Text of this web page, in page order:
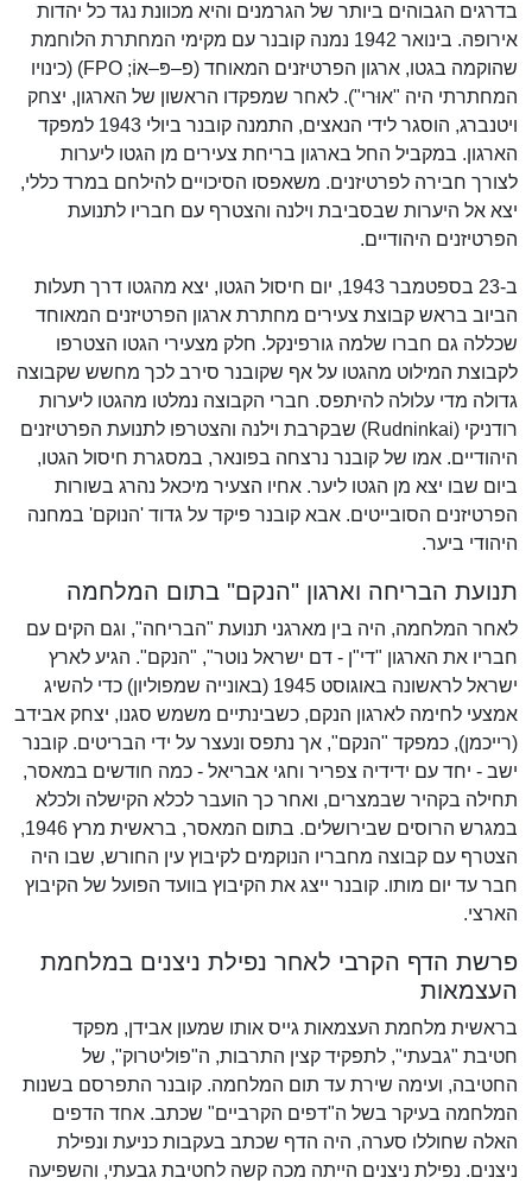
בדרגים הגבוהים ביותר של הגרמנים והיא מכוונת נגד כל יהדות
אירופה. בינואר 1942 נמנה קובנר עם מקימי המחתרת הלוחמת
שהוקמה בגטו, ארגון הפרטיזנים המאוחד (פ–פּ–אוֹ; FPO) (כינויו
המחתרתי היה "אוּרי"). לאחר שמפקדו הראשון של הארגון, יצחק
ויטנברג, הוסגר לידי הנאצים, התמנה קובנר ביולי 1943 למפקד
הארגון. במקביל החל בארגון בריחת צעירים מן הגטו ליערות
לצורך חבירה לפרטיזנים. משאפסו הסיכויים להילחם במרד כללי,
יצא אל היערות שבסביבת וילנה והצטרף עם חבריו לתנועת
הפרטיזנים היהודיים.
ב-23 בספטמבר 1943, יום חיסול הגטו, יצא מהגטו דרך תעלות
הביוב בראש קבוצת צעירים מחתרת ארגון הפרטיזנים המאוחד
שכללה גם חברו שלמה גורפינקל. חלק מצעירי הגטו הצטרפו
לקבוצת המילוט מהגטו על אף שקובנר סירב לכך מחשש שקבוצה
גדולה מדי עלולה להיתפס. חברי הקבוצה נמלטו מהגטו ליערות
רודניקי (Rudninkai) שבקרבת וילנה והצטרפו לתנועת הפרטיזנים
היהודיים. אמו של קובנר נרצחה בפונאר, במסגרת חיסול הגטו,
ביום שבו יצא מן הגטו ליער. אחיו הצעיר מיכאל נהרג בשורות
הפרטיזנים הסובייטים. אבא קובנר פיקד על גדוד 'הנוקם' במחנה
היהודי ביער.
תנועת הבריחה וארגון "הנקם" בתום המלחמה
לאחר המלחמה, היה בין מארגני תנועת "הבריחה", וגם הקים עם
חבריו את הארגון "די"ן - דם ישראל נוטר", "הנקם". הגיע לארץ
ישראל לראשונה באוגוסט 1945 (באונייה שמפוליון) כדי להשיג
אמצעי לחימה לארגון הנקם, כשבינתיים משמש סגנו, יצחק אבידב
(רייכמן), כמפקד "הנקם", אך נתפס ונעצר על ידי הבריטים. קובנר
ישב - יחד עם ידידיה צפריר וחגי אבריאל - כמה חודשים במאסר,
תחילה בקהיר שבמצרים, ואחר כך הועבר לכלא הקישלה ולכלא
במגרש הרוסים שבירושלים. בתום המאסר, בראשית מרץ 1946,
הצטרף עם קבוצה מחבריו הנוקמים לקיבוץ עין החורש, שבו היה
חבר עד יום מותו. קובנר ייצג את הקיבוץ בוועד הפועל של הקיבוץ
הארצי.
פרשת הדף הקרבי לאחר נפילת ניצנים במלחמת
העצמאות
בראשית מלחמת העצמאות גייס אותו שמעון אבידן, מפקד
חטיבת "גבעתי", לתפקיד קצין התרבות, ה"פוליטרוק", של
החטיבה, ועימה שירת עד תום המלחמה. קובנר התפרסם בשנות
המלחמה בעיקר בשל ה"דפים הקרביים" שכתב. אחד הדפים
האלה שחוללו סערה, היה הדף שכתב בעקבות כניעת ונפילת
ניצנים. נפילת ניצנים הייתה מכה קשה לחטיבת גבעתי, והשפיעה